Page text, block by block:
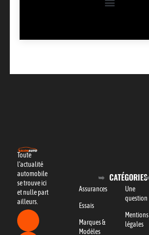
Toute
l’actualité
automobile
se trouve ici
et nulle part
ailleurs.
CATÉGORIES
Assurances
Essais
Marques &
Modèles
Une
question
Mentions
légales